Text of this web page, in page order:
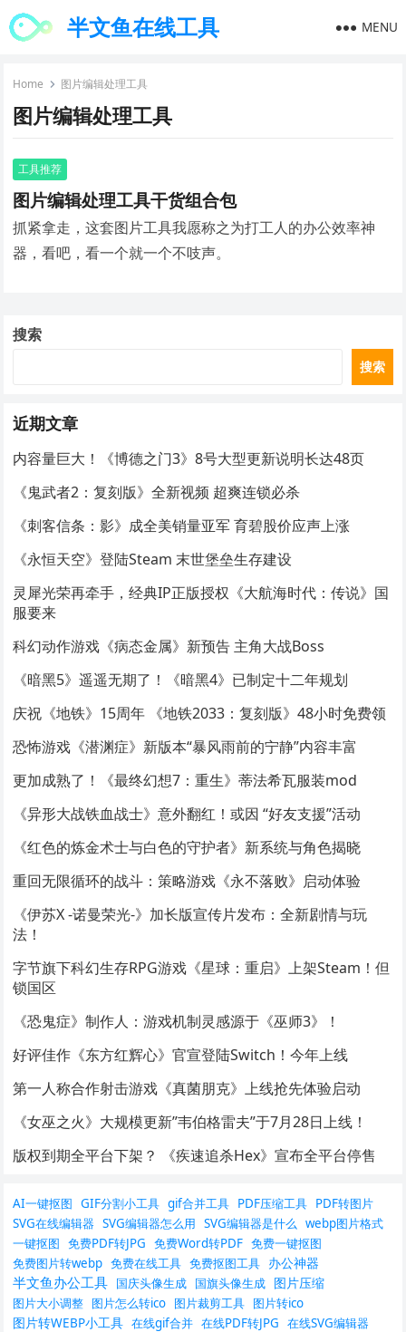
半文鱼在线工具 MENU
Home 图片编辑处理工具
图片编辑处理工具
工具推荐
图片编辑处理工具干货组合包
抓紧拿走，这套图片工具我愿称之为打工人的办公效率神
器，看吧，看一个就一个不吱声。
搜索
搜索
近期文章
内容量巨大！《博德之门3》8号大型更新说明长达48页
《鬼武者2：复刻版》全新视频 超爽连锁必杀
《刺客信条：影》成全美销量亚军 育碧股价应声上涨
《永恒天空》登陆Steam 末世堡垒生存建设
灵犀光荣再牵手，经典IP正版授权《大航海时代：传说》国
服要来
科幻动作游戏《病态金属》新预告 主角大战Boss
《暗黑5》遥遥无期了！《暗黑4》已制定十二年规划
庆祝《地铁》15周年 《地铁2033：复刻版》48小时免费领
恐怖游戏《潜渊症》新版本“暴风雨前的宁静”内容丰富
更加成熟了！《最终幻想7：重生》蒂法希瓦服装mod
《异形大战铁血战士》意外翻红！或因 “好友支援”活动
《红色的炼金术士与白色的守护者》新系统与角色揭晓
重回无限循环的战斗：策略游戏《永不落败》启动体验
《伊苏X -诺曼荣光-》加长版宣传片发布：全新剧情与玩
法！
字节旗下科幻生存RPG游戏《星球：重启》上架Steam！但
锁国区
《恐鬼症》制作人：游戏机制灵感源于《巫师3》！
好评佳作《东方红辉心》官宣登陆Switch！今年上线
第一人称合作射击游戏《真菌朋克》上线抢先体验启动
《女巫之火》大规模更新”韦伯格雷夫”于7月28日上线！
版权到期全平台下架？ 《疾速追杀Hex》宣布全平台停售
AI一键抠图 GIF分割小工具 gif合并工具 PDF压缩工具 PDF转图片
SVG在线编辑器 SVG编辑器怎么用 SVG编辑器是什么 webp图片格式
一键抠图 免费PDF转JPG 免费Word转PDF 免费一键抠图
免费图片转webp 免费在线工具 免费抠图工具 办公神器
半文鱼办公工具 国庆头像生成 国旗头像生成 图片压缩
图片大小调整 图片怎么转ico 图片裁剪工具 图片转ico
图片转WEBP小工具 在线gif合并 在线PDF转JPG 在线SVG编辑器